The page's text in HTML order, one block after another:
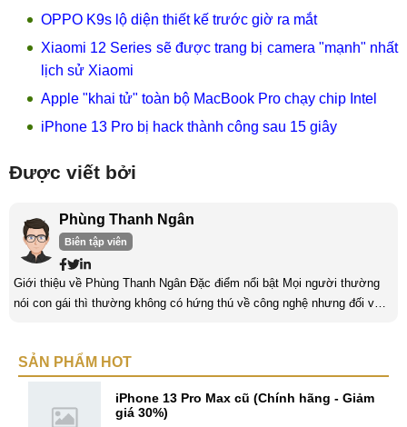
OPPO K9s lộ diện thiết kế trước giờ ra mắt
Xiaomi 12 Series sẽ được trang bị camera "mạnh" nhất
lịch sử Xiaomi
Apple "khai tử" toàn bộ MacBook Pro chạy chip Intel
iPhone 13 Pro bị hack thành công sau 15 giây
Được viết bởi
Phùng Thanh Ngân
Biên tập viên
Giới thiệu về Phùng Thanh Ngân Đặc điểm nổi bật Mọi người thường
nói con gái thì thường không có hứng thú về công nghệ nhưng đối với
quan trọng nhất của con gái khi làm về lĩnh vực công nghệ là phải có
SẢN PHẨM HOT
iPhone 13 Pro Max cũ (Chính hãng - Giảm
giá 30%)